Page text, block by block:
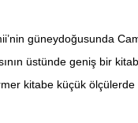
güneydoğusunda
üstünde geniş bir
kitabe küçük